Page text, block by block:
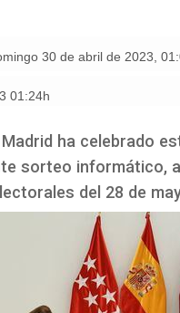
30 de abril de 2023,
01:24h
ha celebrado
sorteo informático,
del 28 de